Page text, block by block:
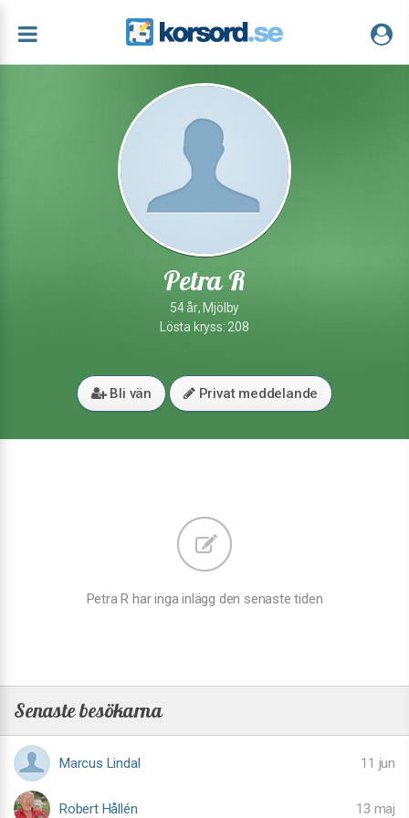
Petra R
54 år, Mjölby
Lösta kryss: 208
Bli vän Privat meddelande
Petra R har inga inlägg den senaste tiden
Senaste besökarna
Marcus Lindal 11 jun
Robert Hållén 13 maj